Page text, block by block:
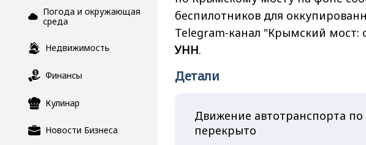
Погода и окружающая
среда
Недвижимость
Финансы
Кулинар
Новости Бизнеса
беспилотников для
Telegram-канал "Крымский
УНН.
Детали
Движение автотранспорта
перекрыто